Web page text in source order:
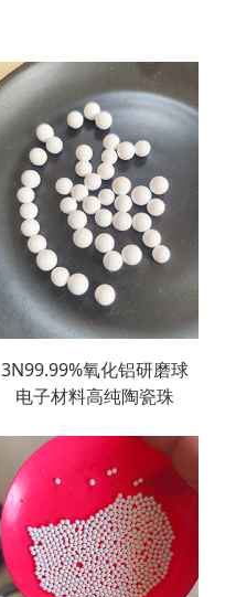
3N99.99%氧化铝研磨球
电子材料高纯陶瓷珠